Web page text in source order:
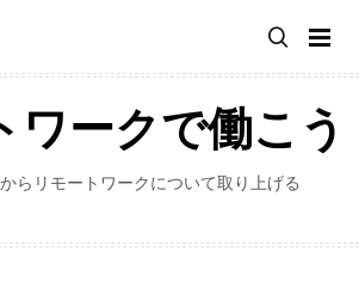
ワークで働こう
らリモートワークについて取り上げる